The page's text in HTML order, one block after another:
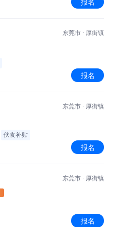
报名
东莞市 · 厚街镇
报名
伙食补贴
东莞市 · 厚街镇
报名
东莞市 · 厚街镇
报名